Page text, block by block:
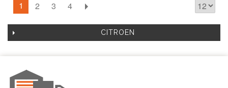
1 2 3 4
CITROEN